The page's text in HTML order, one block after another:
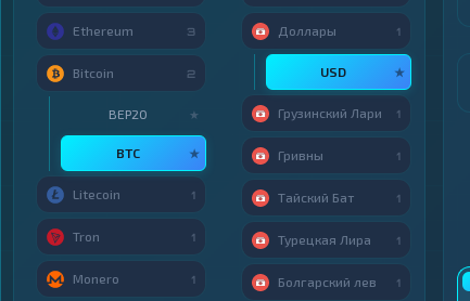
Ethereum 3
Bitcoin 2
BEP20 ★
BTC ★
Litecoin 1
Tron 1
Monero 1
Доллары 1
USD ★
Грузинский Лари 1
Гривны 1
Тайский Бат 1
Турецкая Лира 1
Болгарский лев 1